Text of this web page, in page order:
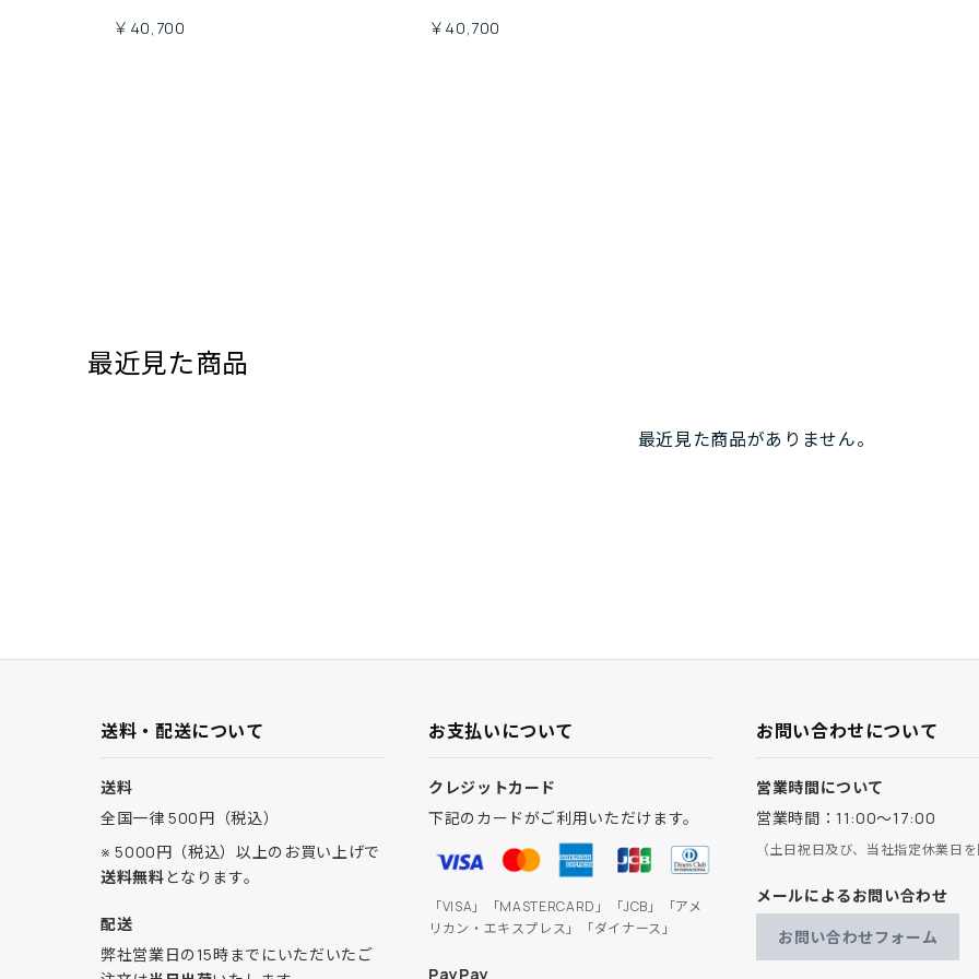
￥40,700 ￥40,700
最近見た商品
最近見た商品がありません。
送料・配送について
送料
全国一律 500円（税込）
※ 5000円（税込）以上のお買い上げで
送料無料となります。
配送
弊社営業日の15時までにいただいたご
お支払いについて
クレジットカード
下記のカードがご利用いただけます。
「VISA」「MASTERCARD」「JCB」「アメ
リカン・エキスプレス」「ダイナース」
PayPay
お問い合わせについて
営業時間について
営業時間：11:00～17:00
（土日祝日及び、当社指定休業日
メールによるお問い合わせ
お問い合わせフォーム